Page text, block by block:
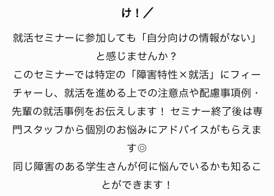
け！／
就活セミナーに参加しても「自分向けの情報がない」
と感じませんか？
このセミナーでは特定の「障害特性×就活」にフィー
チャーし、就活を進める上での注意点や配慮事項例・
先輩の就活事例をお伝えします！ セミナー終了後は専
門スタッフから個別のお悩みにアドバイスがもらえま
す◎
同じ障害のある学生さんが何に悩んでいるかも知るこ
とができます！